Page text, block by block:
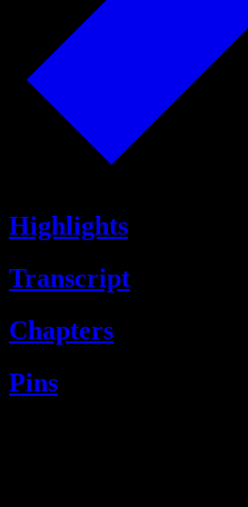
Highlights
Transcript
Chapters
Pins